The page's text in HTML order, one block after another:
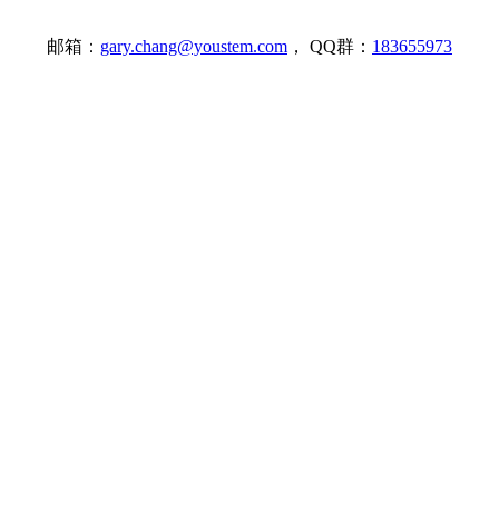
邮箱： gary.chang@youstem.com ， QQ群： 183655973